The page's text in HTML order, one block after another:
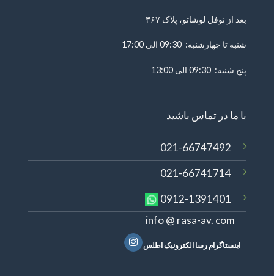
بعد از نوفل لوشاتو، پلاک ۳۶۷
شنبه تا چهارشنبه: 09:30 الی 17:00
پنج شنبه: 09:30 الی 13:00
با ما در تماس باشید
021-66747492
021-66741714
0912-1391401
info @ rasa-av. com
اینستاگرام رسا الکترونیک اطلس